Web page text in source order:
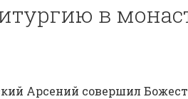
в
Арсений совершил